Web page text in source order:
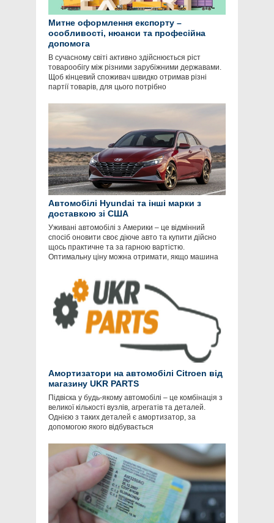
Митне оформлення експорту –
особливості, нюанси та професійна
допомога
В сучасному світі активно здійснюється ріст
товарообігу між різними зарубіжними державами.
Щоб кінцевий споживач швидко отримав різні
партії товарів, для цього потрібно
Автомобілі Hyundai та інші марки з
доставкою зі США
Уживані автомобілі з Америки – це відмінний
спосіб оновити своє діюче авто та купити дійсно
щось практичне та за гарною вартістю.
Оптимальну ціну можна отримати, якщо машина
Амортизатори на автомобілі Citroen від
магазину UKR PARTS
Підвіска у будь-якому автомобілі – це комбінація з
великої кількості вузлів, агрегатів та деталей.
Однією з таких деталей є амортизатор, за
допомогою якого відбувається